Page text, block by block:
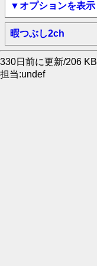
▼オプションを表示
暇つぶし2ch
330日前に更新/206 KB
担当:undef